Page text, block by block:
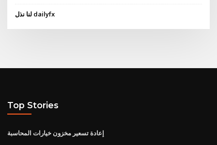
لنا نذل dailyfx
Top Stories
إعادة تسعير مخزون خيارات المحاسبة